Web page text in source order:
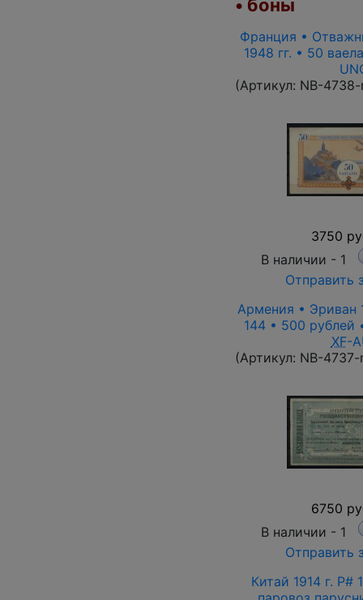
• боны
Франция •
1948 гг. • 50
(Артикул: NB-4738-
3750
В наличии - 1
Отправить
Армения • Эриван
144 • 500 рублей
XF-
(Артикул: NB-4737-
6750
В наличии - 1
Отправить
Китай 1914 г. P#